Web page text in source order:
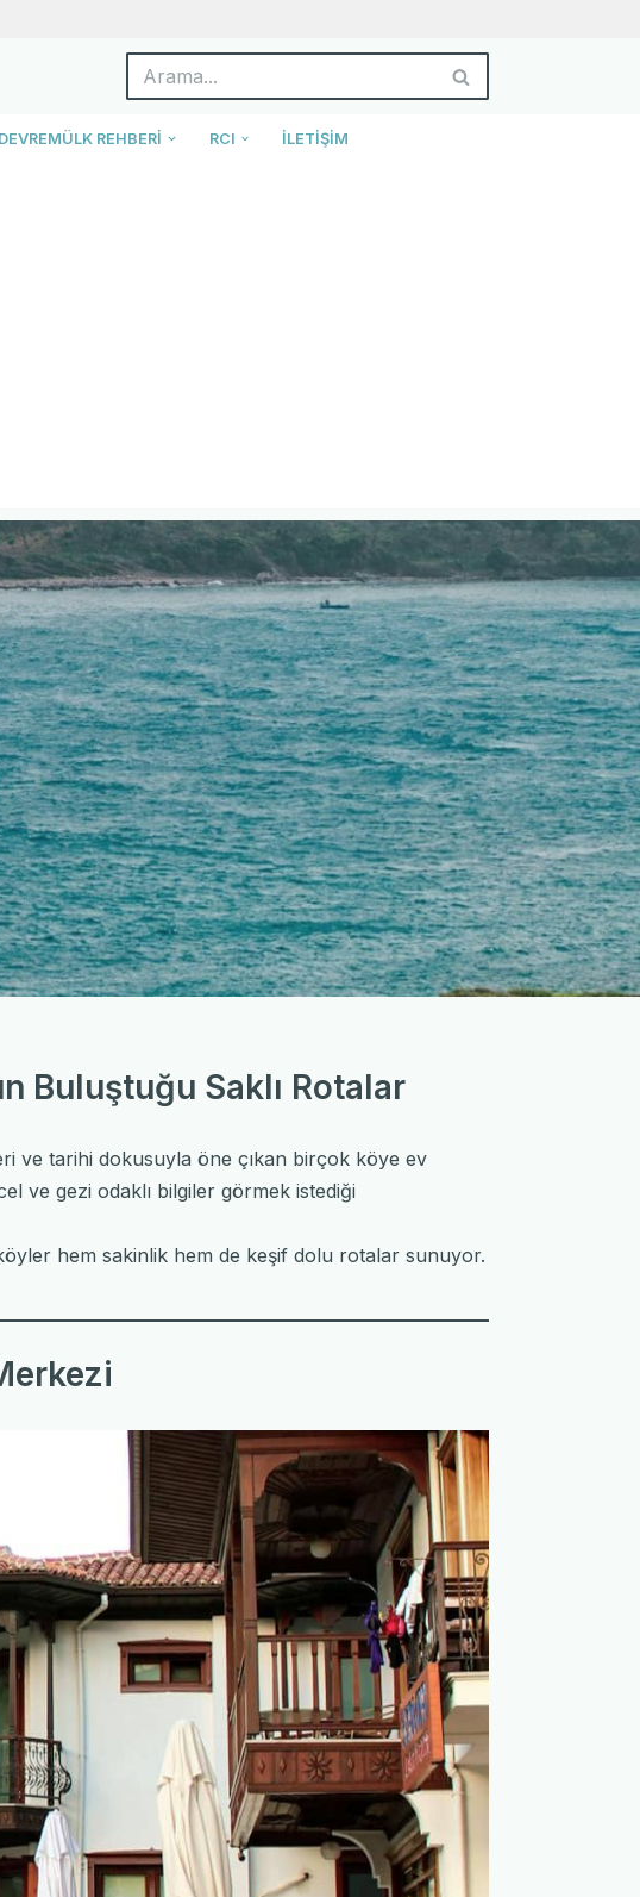
DEVREMÜLK REHBERI RCI İLETIŞIM
Buluştuğu Saklı Rotalar
ve tarihi dokusuyla öne çıkan birçok köye ev
ve gezi odaklı bilgiler görmek istediği
hem sakinlik hem de keşif dolu rotalar sunuyor.